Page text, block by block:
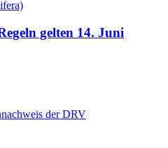
gelten 14. Juni